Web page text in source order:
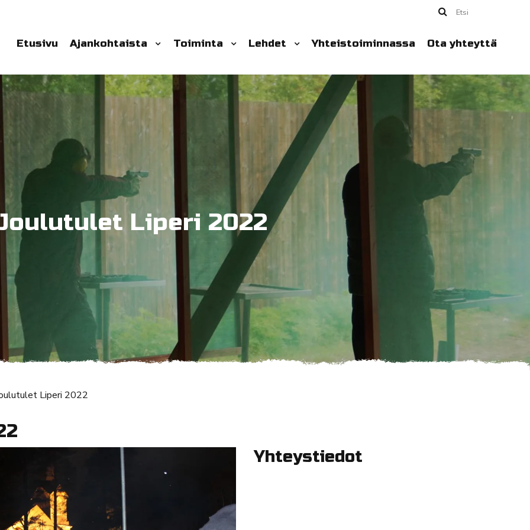
Etsi
Etusivu Ajankohtaista Toiminta Lehdet Yhteistoiminnassa Ota yhteyttä
Liperi 2022
Liperi 2022
Yhteystiedot